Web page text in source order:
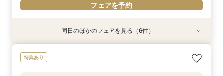
フェアを予約
フェアを予約
＼豪華特典！／軽井沢リゾ婚ダンドリ相談×館内
総合リゾート満喫！お得に下見宿泊×レストラン
優待で滞在ウエディング体験【1日1組限定でホテ
【60分だけ】クイック見学会♪＼平日は愛犬と参
【オンライン】映像でチャペル・会場見学＆見積
【品川サロン他】全国サロンでリゾート挙式相談
【軽井沢 神前式相談フェア】水辺の独立型神殿
同日のほかのフェアを見る（6件）
特典あり